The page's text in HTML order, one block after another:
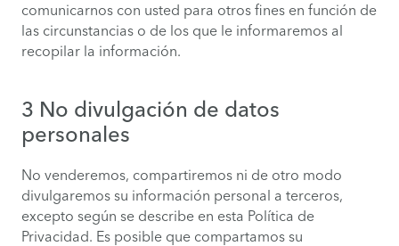
comunicarnos con usted para otros fines en función de
las circunstancias o de los que le informaremos al
recopilar la información.
3 No divulgación de datos
personales
No venderemos, compartiremos ni de otro modo
divulgaremos su información personal a terceros,
excepto según se describe en esta Política de
Privacidad. Es posible que compartamos su